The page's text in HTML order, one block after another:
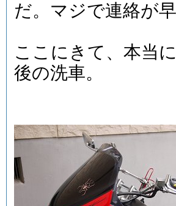
だ。マジで連絡が早
ここにきて、本当
後の洗車。